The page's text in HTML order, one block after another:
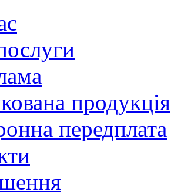
продукція
передплата